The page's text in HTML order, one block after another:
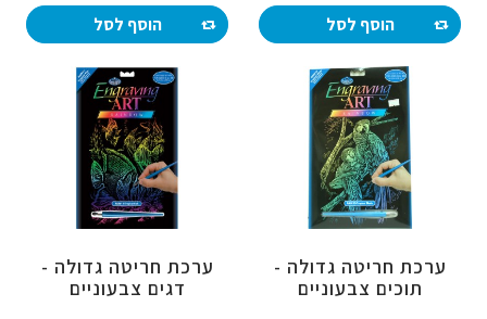
הוסף לסל הוסף לסל
ערכת חריטה גדולה -
תוכים צבעוניים
ערכת חריטה גדולה -
דגים צבעוניים